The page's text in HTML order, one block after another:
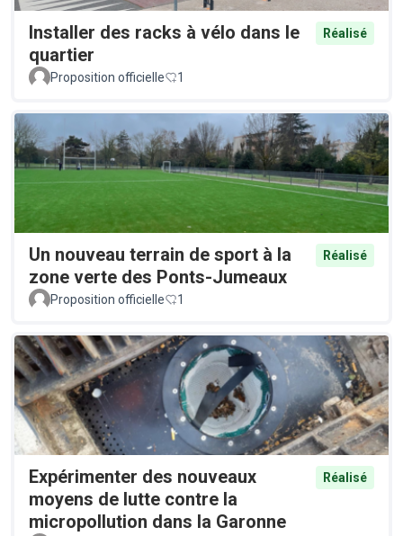
Installer des racks à vélo dans le
quartier
Réalisé
Proposition officielle 1
Un nouveau terrain de sport à la
zone verte des Ponts-Jumeaux
Réalisé
Proposition officielle 1
Expérimenter des nouveaux
moyens de lutte contre la
micropollution dans la Garonne
Réalisé